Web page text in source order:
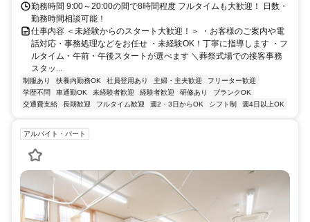
勤務時間 9:00～20:00の間で8時間程度 フルタイムも大歓迎！ 日数・
勤務時間相談可能！
仕事内容 ＜未経験からのスタート大歓迎！＞ ・お客様のご案内や電
話対応・事務処理などをお任せ ・未経験OK！丁寧に指導します ・フ
ルタイム・午前・午後スタートが選べます ＼葬祭式場での接客事務
スタッ...
制服あり 扶養内勤務OK 社員登用あり 主婦・主夫歓迎
フリーター歓迎
学歴不問
車通勤OK 未経験者歓迎 経験者歓迎 研修あり
ブランクOK
交通費支給
長期歓迎 フルタイム歓迎 週2・3日からOK シフト制 週4日以上OK
アルバイト・パート